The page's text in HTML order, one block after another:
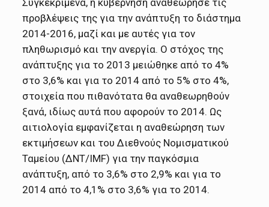
Συγκεκριμένα, η κυβέρνηση αναθεώρησε τις
προβλέψεις της για την ανάπτυξη το διάστημα
2014-2016, μαζί και με αυτές για τον
πληθωρισμό και την ανεργία. Ο στόχος της
ανάπτυξης για το 2013 μειώθηκε από το 4%
στο 3,6% και για το 2014 από το 5% στο 4%,
στοιχεία που πιθανότατα θα αναθεωρηθούν
ξανά, ιδίως αυτά που αφορούν το 2014. Ως
αιτιολογία εμφανίζεται η αναθεώρηση των
εκτιμήσεων και του Διεθνούς Νομισματικού
Ταμείου (ΔΝΤ/IMF) για την παγκόσμια
ανάπτυξη, από το 3,6% στο 2,9% και για το
2014 από το 4,1% στο 3,6% για το 2014.